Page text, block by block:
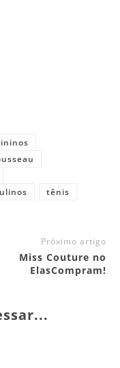
tênis
Próximo artigo
Miss Couture no
ElasCompram!